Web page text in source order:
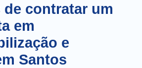
de contratar um
em
e
Santos